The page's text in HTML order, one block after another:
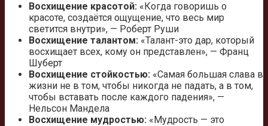
Восхищение красотой: «Когда говоришь о
красоте, создаётся ощущение, что весь мир
светится внутри», — Роберт Руши
Восхищение талантом: «Талант-это дар, который
восхищает всех, кому он представлен», — Франц
Шуберт
Восхищение стойкостью: «Самая большая слава в
жизни не в том, чтобы никогда не падать, а в том,
чтобы вставать после каждого падения», —
Нельсон Мандела
Восхищение мудростью: «Мудрость — это